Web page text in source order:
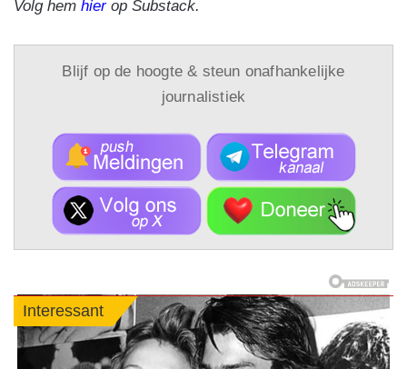
Volg hem hierop Substack.
Blijf op de hoogte & steun onafhankelijke
journalistiek
Interessant